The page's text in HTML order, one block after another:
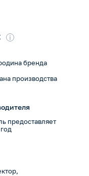
i
бренда
производства
предоставляет